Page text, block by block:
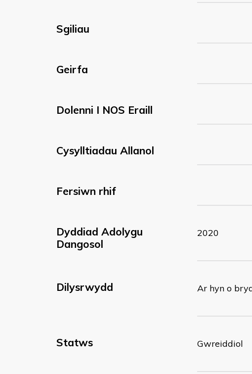
Sgiliau
Geirfa
Dolenni I NOS Eraill
Cysylltiadau Allanol
Fersiwn rhif
Dyddiad Adolygu
Dangosol
2020
Dilysrwydd Ar hyn o
Statws Gwreiddiol